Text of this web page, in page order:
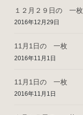
１２月２９日の 一枚
2016年12月29日
11月1日の 一枚
2016年11月1日
11月1日の 一枚
2016年11月1日